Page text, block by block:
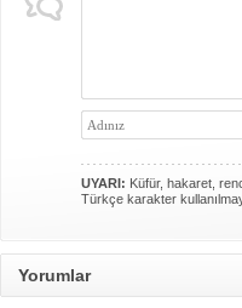
UYARI: Küfür, hakaret,
Türkçe karakter
Yorumlar